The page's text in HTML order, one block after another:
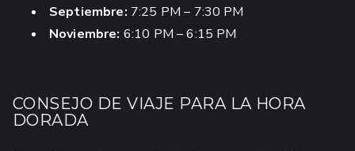
Septiembre: 7:25 PM – 7:30 PM
Noviembre: 6:10 PM – 6:15 PM
CONSEJO DE VIAJE PARA LA HORA
DORADA